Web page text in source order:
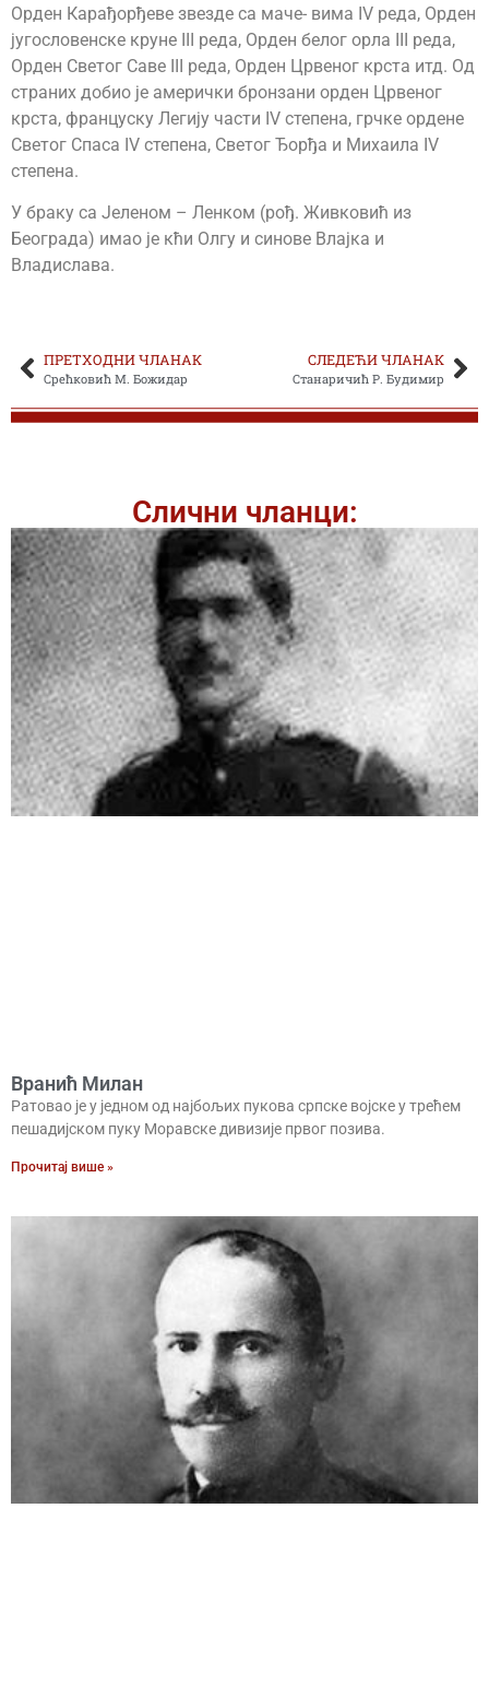
Орден Карађорђеве звезде са маче- вима IV реда, Орден
југословенске круне III реда, Орден белог орла III реда,
Орден Светог Саве III реда, Орден Црвеног крста итд. Од
страних добио је амерички бронзани орден Црвеног
крста, француску Легију части IV степена, грчке ордене
Светог Спаса IV степена, Светог Ђорђа и Михаила IV
степена.
У браку са Јеленом – Ленком (рођ. Живковић из
Београда) имао је кћи Олгу и синове Влајка и
Владислава.
ПРЕТХОДНИ ЧЛАНАК
Срећковић М. Божидар
СЛЕДЕЋИ ЧЛАНАК
Станаричић Р. Будимир
Слични чланци:
Вранић Милан
Ратовао је у једном од најбољих пукова српске војске у трећем
пешадијском пуку Моравске дивизије првог позива.
Прочитај више »